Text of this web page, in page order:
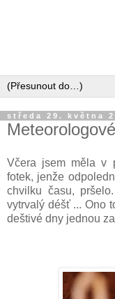
středa 29. května
Včera jsem měla v
fotek, jenže
chvilku času,
vytrvalý déšť ... Ono
deštivé dny jednou